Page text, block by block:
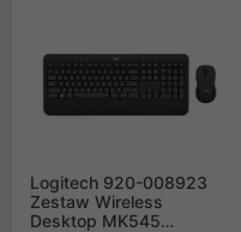
Logitech 920-008923
Zestaw Wireless
Desktop MK545